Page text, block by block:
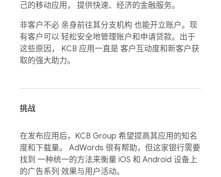
己的移动应用， 提供快速、经济的金融服务。
非客户不必 亲身前往其分支机构 也能开立账户。现
有客户可以 轻松安全地管理账户和申请贷款。出于
这些原因， KCB 应用一直是 客户互动度和新客户获
取的强大助力。
挑战
在发布应用后，KCB Group 希望提高其应用的知名
度和下载量。 AdWords 很有帮助，但这家银行需要
找到 一种统一的方法来衡量 iOS 和 Android 设备上
的广告系列 效果与用户活动。